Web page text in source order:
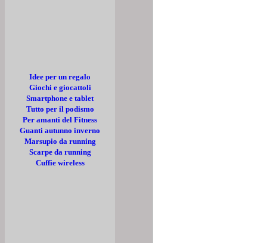
Idee per un regalo
Giochi e giocattoli
Smartphone e tablet
Tutto per il podismo
Per amanti del Fitness
Guanti autunno inverno
Marsupio da running
Scarpe da running
Cuffie wireless